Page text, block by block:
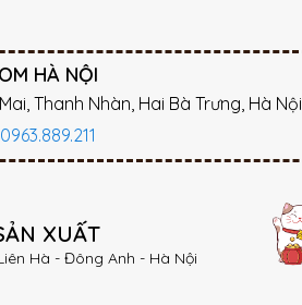
HÀ NỘI
Mai, Thanh Nhàn, Hai Bà Trưng, Hà Nội
0963.889.211
XUẤT
Hà - Đông Anh - Hà Nội